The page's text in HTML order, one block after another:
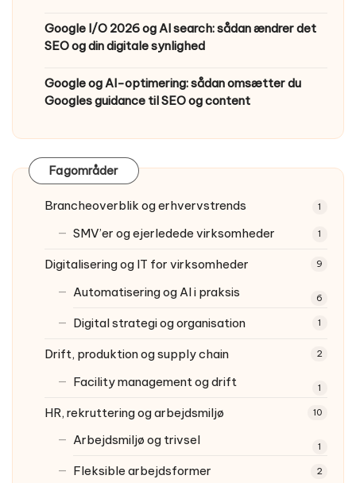
Google I/O 2026 og AI search: sådan ændrer det
SEO og din digitale synlighed
Google og AI-optimering: sådan omsætter du
Googles guidance til SEO og content
Fagområder
Brancheoverblik og erhvervstrends 1
SMV’er og ejerledede virksomheder 1
Digitalisering og IT for virksomheder 9
Automatisering og AI i praksis 6
Digital strategi og organisation 1
Drift, produktion og supply chain 2
Facility management og drift 1
HR, rekruttering og arbejdsmiljø 10
Arbejdsmiljø og trivsel 1
Fleksible arbejdsformer 2